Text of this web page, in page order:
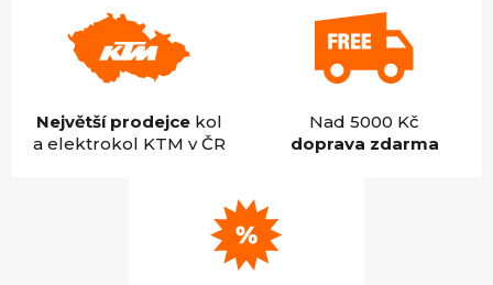
Největší prodejcekol
a elektrokol KTM v ČR
Nad 5000 Kč
doprava zdarma